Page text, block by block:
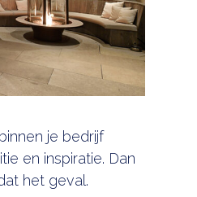
je bedrijf
en inspiratie. Dan
het geval.